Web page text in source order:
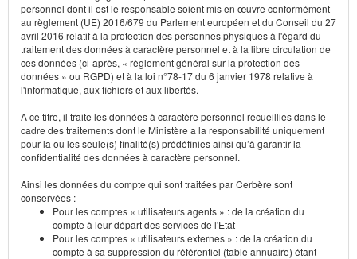
personnel dont il est le responsable soient mis en œuvre conformément
au règlement (UE) 2016/679 du Parlement européen et du Conseil du 27
avril 2016 relatif à la protection des personnes physiques à l'égard du
traitement des données à caractère personnel et à la libre circulation de
ces données (ci-après, « règlement général sur la protection des
données » ou RGPD) et à la loi n°78-17 du 6 janvier 1978 relative à
l'informatique, aux fichiers et aux libertés.
A ce titre, il traite les données à caractère personnel recueillies dans le
cadre des traitements dont le Ministère a la responsabilité uniquement
pour la ou les seule(s) finalité(s) prédéfinies ainsi qu’à garantir la
confidentialité des données à caractère personnel.
Ainsi les données du compte qui sont traitées par Cerbère sont
conservées :
Pour les comptes « utilisateurs agents » : de la création du
compte à leur départ des services de l'Etat
Pour les comptes « utilisateurs externes » : de la création du
compte à sa suppression du référentiel (table annuaire) étant